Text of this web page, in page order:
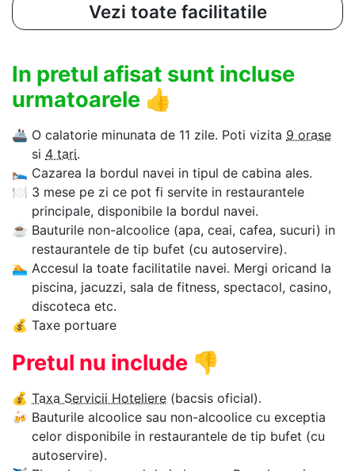
Vezi toate facilitatile
In pretul afisat sunt incluse
urmatoarele 👍
🚢 O calatorie minunata de 11 zile. Poti vizita 9 orase
si 4 tari.
🛌 Cazarea la bordul navei in tipul de cabina ales.
🍽 3 mese pe zi ce pot fi servite in restaurantele
principale, disponibile la bordul navei.
☕ Bauturile non-alcoolice (apa, ceai, cafea, sucuri) in
restaurantele de tip bufet (cu autoservire).
🏊‍ Accesul la toate facilitatile navei. Mergi oricand la
piscina, jacuzzi, sala de fitness, spectacol, casino,
discoteca etc.
💰 Taxe portuare
Pretul nu include 👎
💰 Taxa Servicii Hoteliere (bacsis oficial).
🍻 Bauturile alcoolice sau non-alcoolice cu exceptia
celor disponibile in restaurantele de tip bufet (cu
autoservire).